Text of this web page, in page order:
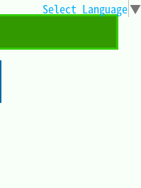
Select Language▼